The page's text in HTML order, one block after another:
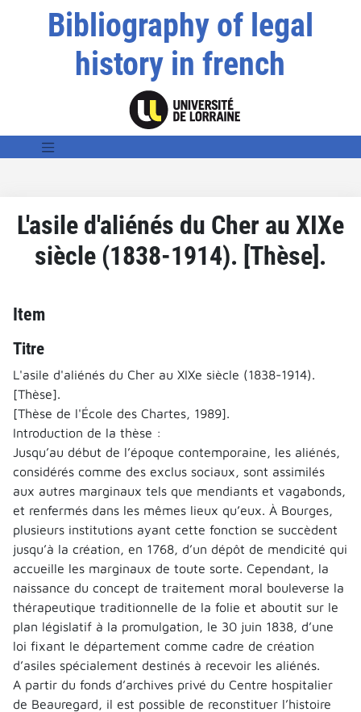
Bibliography of legal
history in french
L'asile d'aliénés du Cher au XIXe
siècle (1838-1914). [Thèse].
Item
Titre
L'asile d'aliénés du Cher au XIXe siècle (1838-1914).
[Thèse].
[Thèse de l'École des Chartes, 1989].
Introduction de la thèse :
Jusqu’au début de l’époque contemporaine, les aliénés,
considérés comme des exclus sociaux, sont assimilés
aux autres marginaux tels que mendiants et vagabonds,
et renfermés dans les mêmes lieux qu’eux. À Bourges,
plusieurs institutions ayant cette fonction se succèdent
jusqu’à la création, en 1768, d’un dépôt de mendicité qui
accueille les marginaux de toute sorte. Cependant, la
naissance du concept de traitement moral bouleverse la
thérapeutique traditionnelle de la folie et aboutit sur le
plan législatif à la promulgation, le 30 juin 1838, d’une
loi fixant le département comme cadre de création
d’asiles spécialement destinés à recevoir les aliénés.
A partir du fonds d’archives privé du Centre hospitalier
de Beauregard, il est possible de reconstituer l’histoire